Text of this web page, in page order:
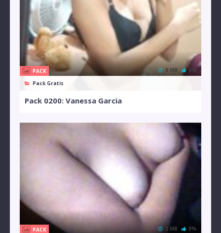
PACK
Pack Gratis
8 MB 0%
Pack 0200: Vanessa Garcia
PACK
2 MB 0%